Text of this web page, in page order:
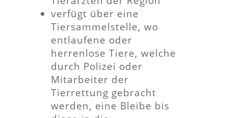
verfügt über eine
Tiersammelstelle, wo
entlaufene oder
herrenlose Tiere, welche
durch Polizei oder
Mitarbeiter der
Tierrettung gebracht
werden, eine Bleibe bis